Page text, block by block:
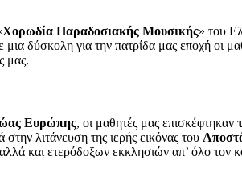
Χορωδία Παραδοσιακής Μουσικής» του
δύσκολη για την πατρίδα μας εποχή οι
μας.
Ευρώπης, οι μαθητές μας επισκέφτηκαν
στην λιτάνευση της ιερής εικόνας του
και ετερόδοξων εκκλησιών απ’ όλο τον